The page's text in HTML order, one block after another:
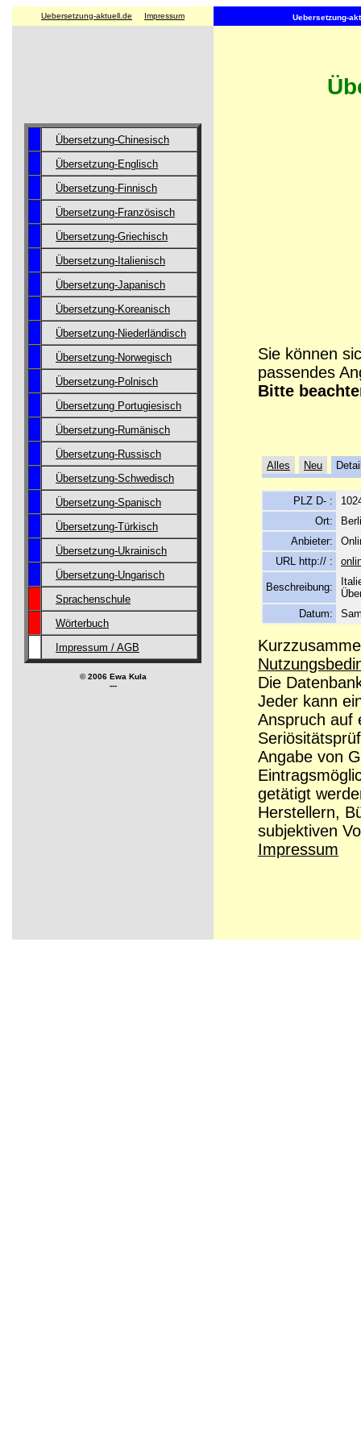
Uebersetzung-aktuell.de Impressum Uebersetzung-
Übersetzung-Chinesisch
Übersetzung-Englisch
Übersetzung-Finnisch
Übersetzung-Französisch
Übersetzung-Griechisch
Übersetzung-Italienisch
Übersetzung-Japanisch
Übersetzung-Koreanisch
Übersetzung-Niederländisch
Übersetzung-Norwegisch
Übersetzung-Polnisch
Übersetzung Portugiesisch
Übersetzung-Rumänisch
Übersetzung-Russisch
Übersetzung-Schwedisch
Übersetzung-Spanisch
Übersetzung-Türkisch
Übersetzung-Ukrainisch
Übersetzung-Ungarisch
Sprachenschule
Wörterbuch
Impressum / AGB
© 2006 Ewa Kula
---
Sie können
passendes
Bitte
Alles Neu
PLZ D- :
Ort:
Anbieter:
URL http:// :
Beschreibung:
Datum:
Die
Jeder kann
Anspruch auf
Angabe von
getätigt
Herstellern,
subjektiven
Impressum